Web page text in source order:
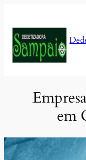
conteúdo
em